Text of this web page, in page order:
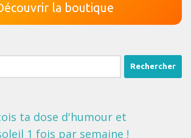
la boutique